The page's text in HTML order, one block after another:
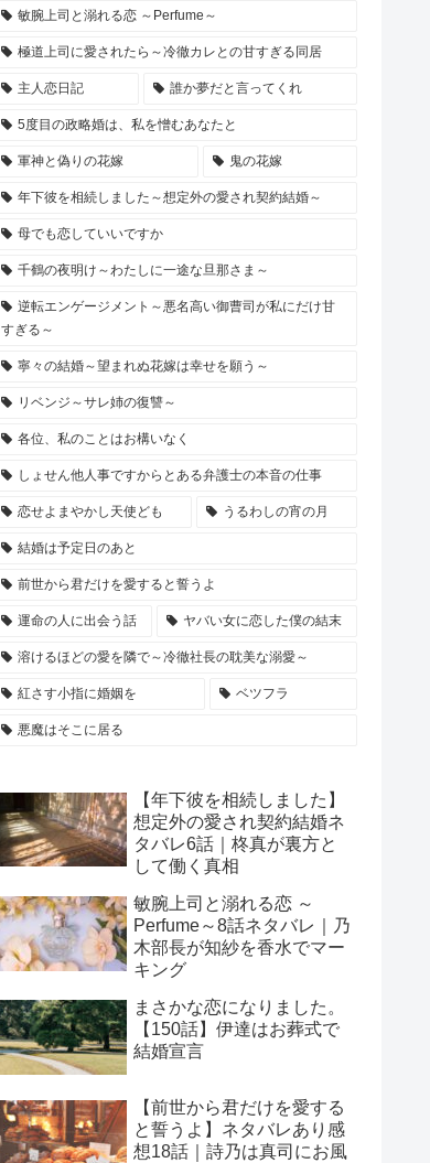
敏腕上司と溺れる恋 ～Perfume～
極道上司に愛されたら～冷徹カレとの甘すぎる同居
主人恋日記 誰か夢だと言ってくれ
5度目の政略婚は、私を憎むあなたと
軍神と偽りの花嫁 鬼の花嫁
年下彼を相続しました～想定外の愛され契約結婚～
母でも恋していいですか
千鶴の夜明け～わたしに一途な旦那さま～
逆転エンゲージメント～悪名高い御曹司が私にだけ甘
すぎる～
寧々の結婚～望まれぬ花嫁は幸せを願う～
リベンジ～サレ姉の復讐～
各位、私のことはお構いなく
しょせん他人事ですからとある弁護士の本音の仕事
恋せよまやかし天使ども うるわしの宵の月
結婚は予定日のあと
前世から君だけを愛すると誓うよ
運命の人に出会う話 ヤバい女に恋した僕の結末
溶けるほどの愛を隣で～冷徹社長の耽美な溺愛～
紅さす小指に婚姻を ベツフラ
悪魔はそこに居る
【年下彼を相続しました】
想定外の愛され契約結婚ネ
タバレ6話｜柊真が裏方と
して働く真相
敏腕上司と溺れる恋 ～
Perfume～8話ネタバレ｜乃
木部長が知紗を香水でマー
キング
まさかな恋になりました。
【150話】伊達はお葬式で
結婚宣言
【前世から君だけを愛する
と誓うよ】ネタバレあり感
想18話｜詩乃は真司にお風